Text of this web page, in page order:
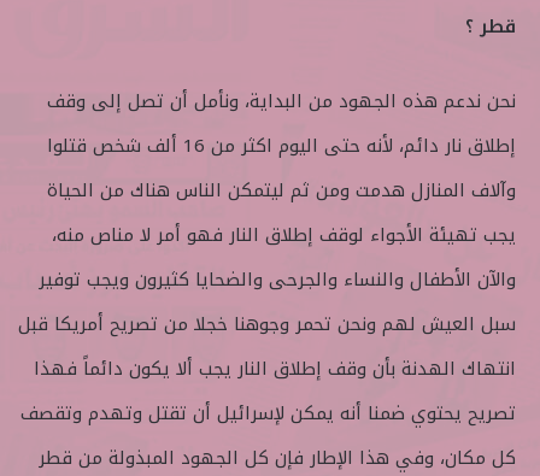
قطر ؟
نحن ندعم هذه الجهود من البداية، ونأمل أن تصل إلى وقف
إطلاق نار دائم، لأنه حتى اليوم اكثر من 16 ألف شخص قتلوا
وآلاف المنازل هدمت ومن ثم ليتمكن الناس هناك من الحياة
يجب تهيئة الأجواء لوقف إطلاق النار فهو أمر لا مناص منه،
والآن الأطفال والنساء والجرحى والضحايا كثيرون ويجب توفير
سبل العيش لهم ونحن تحمر وجوهنا خجلا من تصريح أمريكا قبل
انتهاك الهدنة بأن وقف إطلاق النار يجب ألا يكون دائماً فهذا
تصريح يحتوي ضمنا أنه يمكن لإسرائيل أن تقتل وتهدم وتقصف
كل مكان، وفي هذا الإطار فإن كل الجهود المبذولة من قطر